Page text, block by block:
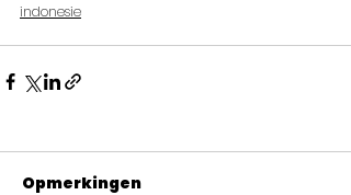
indonesie
Opmerkingen